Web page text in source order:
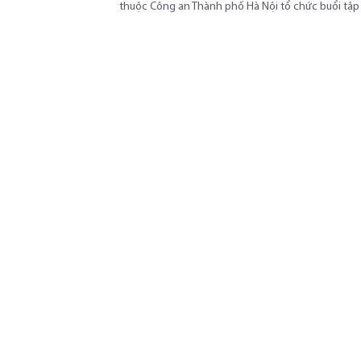
thuộc Công an Thành phố Hà Nội tổ chức buổi tập